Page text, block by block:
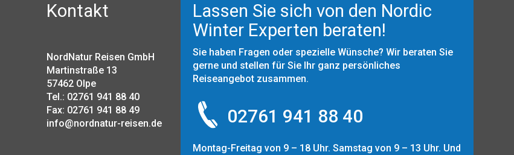
Kontakt
NordNatur Reisen GmbH
Martinstraße 13
57462 Olpe
Tel.: 02761 941 88 40
Fax: 02761 941 88 49
info@nordnatur-reisen.de
Lassen Sie sich von den Nordic
Winter Experten beraten!
Sie haben Fragen oder spezielle Wünsche? Wir beraten Sie
gerne und stellen für Sie Ihr ganz persönliches
Reiseangebot zusammen.
02761 941 88 40
Montag-Freitag von 9 – 18 Uhr. Samstag von 9 – 13 Uhr. Und